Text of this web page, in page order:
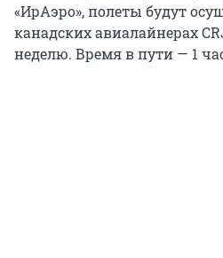
«ИрАэро», полеты будут
канадских авиалайнерах
неделю. Время в пути — 1